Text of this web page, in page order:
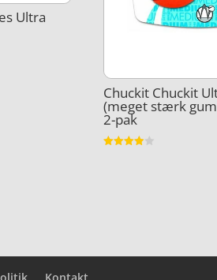
Ultra
Chuckit Chuckit
(meget stærk
2-pak
Kontakt